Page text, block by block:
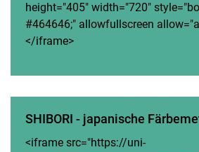
height="405" width="720"
#464646;" allowfullscreen
</iframe>
SHIBORI - japanische
<iframe src="https://uni-